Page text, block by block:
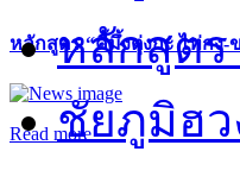
หลักสูตร “คี้มึ้งตุ่งกะ ไท่กง-
Read more
หลักสูตร
ชัยภูมิฮว